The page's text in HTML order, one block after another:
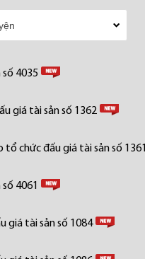
4035
giá tài sản số 1362
chức đấu giá tài sản số 1361
4061
giá tài sản số 1084